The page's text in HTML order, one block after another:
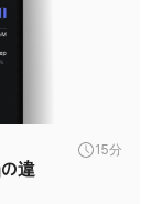
15分
違